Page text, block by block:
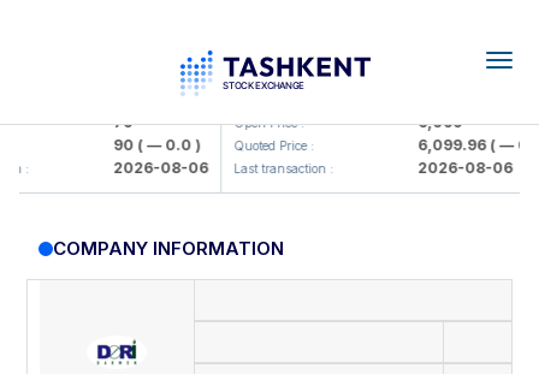
79
90( — 0.0 )
2026-08-06
UZMK (<O'zmetkombinat> AJ)
Open Price : 6,099
Quoted Price : 6,099.96( — 0.0
Last transaction : 2026-08-06
COMPANY INFORMATION